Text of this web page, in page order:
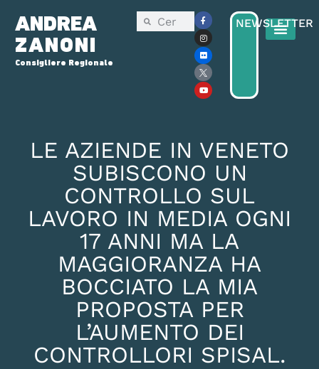
ANDREA
ZANONI
Consigliere Regionale
NEWSLETTER
LE AZIENDE IN VENETO
SUBISCONO UN
CONTROLLO SUL
LAVORO IN MEDIA OGNI
17 ANNI MA LA
MAGGIORANZA HA
BOCCIATO LA MIA
PROPOSTA PER
L’AUMENTO DEI
CONTROLLORI SPISAL.